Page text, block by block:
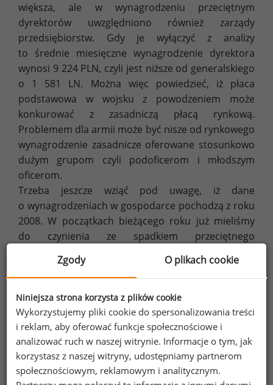
większa, ale w wynagrodzeniu przeciętnym
dyrektorów uwzględniono również zarządy
przedsiębiorstw. Gdy je wyłączyć z analizy
to średnie miesięczne wynagrodzenie dyrektora
wynosi 9 224 PLN, czyli jest niższe od generalskiego
o 1 581 LN. Można więc powiedzieć, iż płaca
podstawowa w wojsku z powodzeniem może
konkurować z zasadniczą płacą rynkową.
Problemem dla armii może być nisze od rynkowego
wynagrodzenie zasadnicze oferowane stosunkowo
dużym grupom czyli podoficerom i młodszym
oficerom.
Trzeba jeszcze wziąć pod uwagę, iż dane
o wynagrodzeniach w gospodarce pochodzą z roku
2008. W początkach bieżącego roku już mieliśmy
do czynienia ze spadkiem przeciętnego
by płace w 2009 roku odnotowały jakiś
spektakularny wzrost. Dodatkowo etat w wojsku
to etat pewny, a bezpieczeństwo zatrudnienia
to jeden z dominujących bieżących problemów
pracujących.
Dodatki
Zgody O plikach cookie
Niniejsza strona korzysta z plików cookie
Wykorzystujemy pliki cookie do spersonalizowania treści
i reklam, aby oferować funkcje społecznościowe i
analizować ruch w naszej witrynie. Informacje o tym, jak
korzystasz z naszej witryny, udostępniamy partnerom
społecznościowym, reklamowym i analitycznym.